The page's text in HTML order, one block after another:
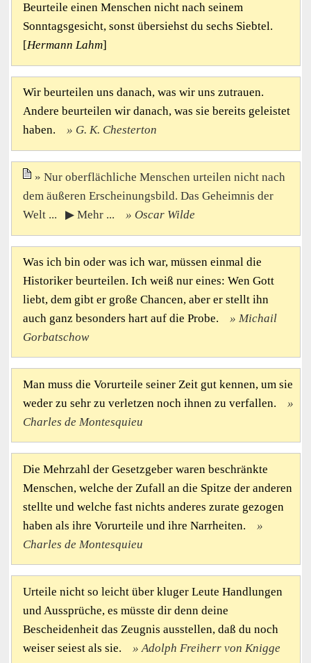
Beurteile einen Menschen nicht nach seinem
Sonntagsgesicht, sonst übersiehst du sechs Siebtel.
[Hermann Lahm]
Wir beurteilen uns danach, was wir uns zutrauen.
Andere beurteilen wir danach, was sie bereits geleistet
haben.
G. K. Chesterton
Nur oberflächliche Menschen urteilen nicht nach
dem äußeren Erscheinungsbild. Das Geheimnis der
Welt ... ▶ Mehr ...
Oscar Wilde
Was ich bin oder was ich war, müssen einmal die
Historiker beurteilen. Ich weiß nur eines: Wen Gott
liebt, dem gibt er große Chancen, aber er stellt ihn
auch ganz besonders hart auf die Probe.
Michail
Gorbatschow
Man muss die Vorurteile seiner Zeit gut kennen, um sie
weder zu sehr zu verletzen noch ihnen zu verfallen.
Charles de Montesquieu
Die Mehrzahl der Gesetzgeber waren beschränkte
Menschen, welche der Zufall an die Spitze der anderen
stellte und welche fast nichts anderes zurate gezogen
haben als ihre Vorurteile und ihre Narrheiten.
Charles de Montesquieu
Urteile nicht so leicht über kluger Leute Handlungen
und Aussprüche, es müsste dir denn deine
Bescheidenheit das Zeugnis ausstellen, daß du noch
weiser seiest als sie.
Adolph Freiherr von Knigge